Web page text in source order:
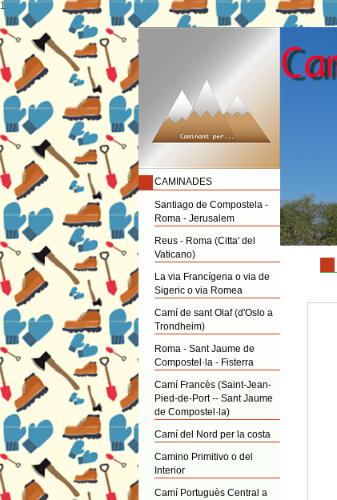
1
CAMINADES
Santiago de Compostela -
Roma - Jerusalem
Reus - Roma (Citta' del
Vaticano)
La via Francígena o via de
Sigeric o via Romea
Camí de sant Olaf (d'Oslo a
Trondheim)
Roma - Sant Jaume de
Compostel·la - Fisterra
Camí Francès (Saint-Jean-
Pied-de-Port -- Sant Jaume
de Compostel·la)
Camí del Nord per la costa
Camino Primitivo o del
Interior
Camí Portuguès Central a